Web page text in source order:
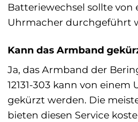
Batteriewechsel sollte von
Uhrmacher durchgeführt
Kann das Armband
Ja, das Armband der
12131-303 kann von einem
gekürzt werden. Die
bieten diesen Service